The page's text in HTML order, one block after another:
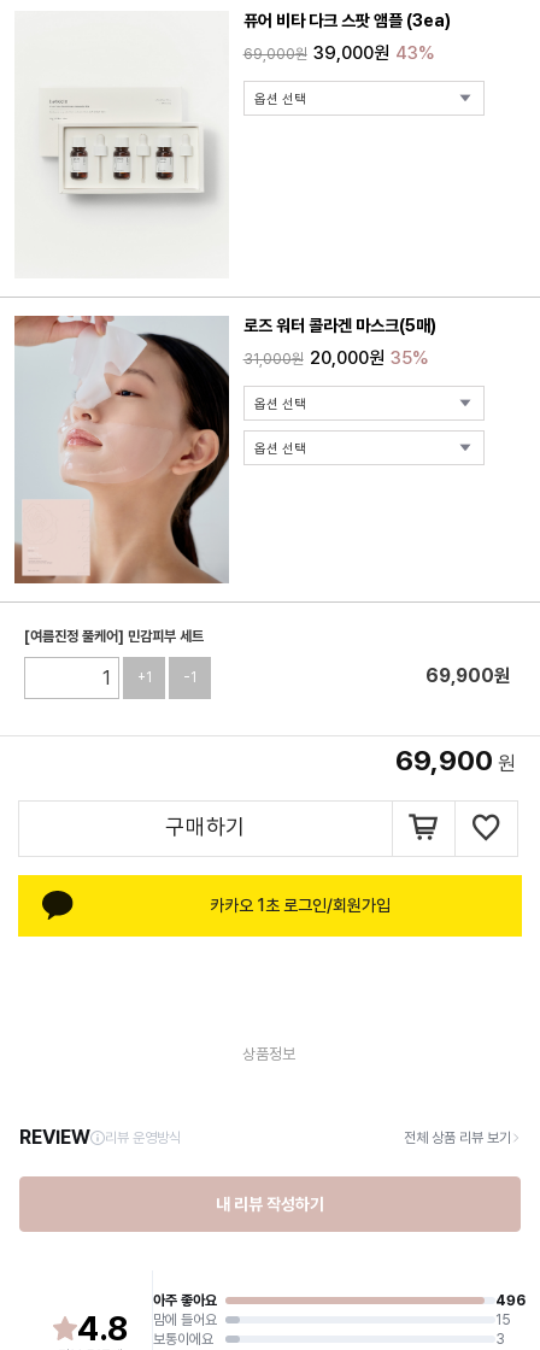
퓨어 비타 다크 스팟 앰플 (3ea)
69,000원 39,000원 43%
로즈 워터 콜라겐 마스크(5매)
31,000원 20,000원 35%
[여름진정 풀케어] 민감피부 세트
+1 -1 69,900원
69,900 원
구매하기
카카오 1초 로그인/회원가입
상품정보